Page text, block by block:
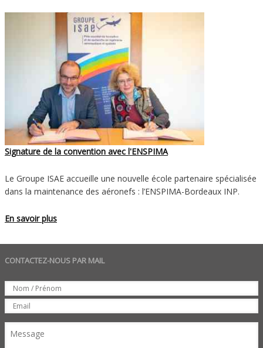
Signature de la convention avec l'ENSPIMA
Le Groupe ISAE accueille une nouvelle école partenaire spécialisée
dans la maintenance des aéronefs : l’ENSPIMA-Bordeaux INP.
En savoir plus
CONTACTEZ-NOUS PAR MAIL
Set
Nom
Email
Message